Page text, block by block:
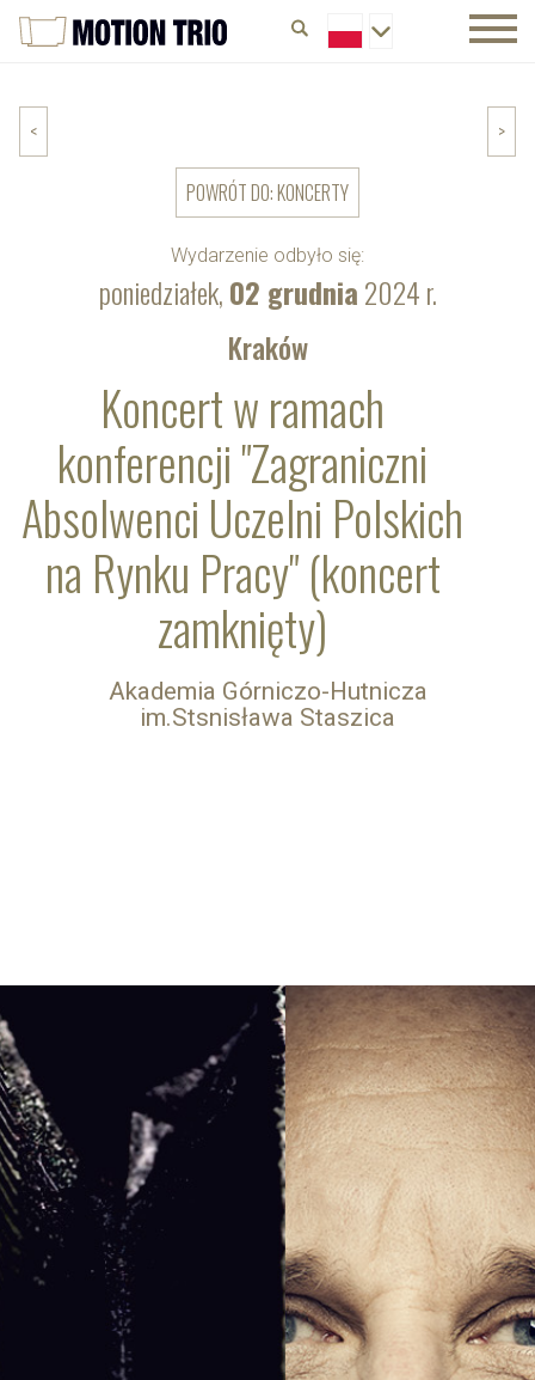
Wydarzenie odbyło się:
poniedziałek,02 grudnia2024 r.
< >
POWRÓT DO: KONCERTY
Kraków
Koncert w ramach
konferencji "Zagraniczni
Absolwenci Uczelni Polskich
na Rynku Pracy" (koncert
zamknięty)
Akademia Górniczo-Hutnicza
im.Stsnisława Staszica